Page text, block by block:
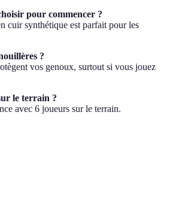
pour commencer ?
cuir synthétique est parfait pour les
?
vos genoux, surtout si vous jouez
le terrain ?
avec 6 joueurs sur le terrain.